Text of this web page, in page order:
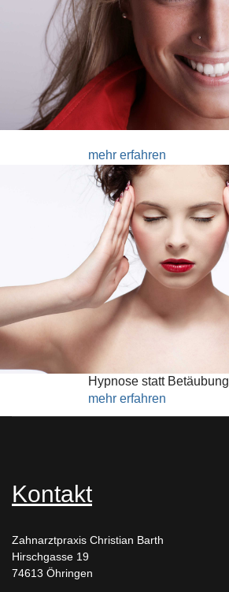
mehr erfahren
Hypnose statt Betäubung
mehr erfahren
Kontakt
Zahnarztpraxis Christian Barth
Hirschgasse 19
74613 Öhringen